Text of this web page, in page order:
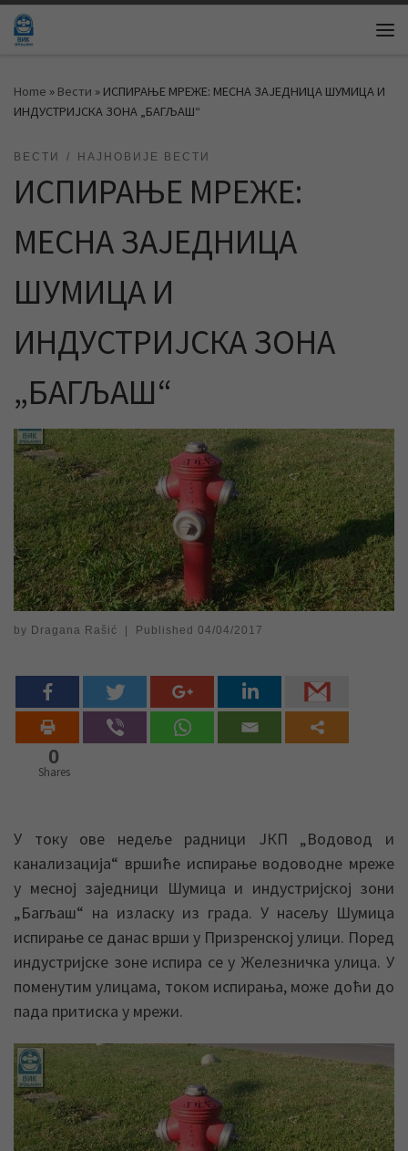
Skip to content
Home » Вести » ИСПИРАЊЕ МРЕЖЕ: МЕСНА ЗАЈЕДНИЦА ШУМИЦА И
ИНДУСТРИЈСКА ЗОНА „БАГЉАШ“
ВЕСТИ НАЈНОВИЈЕ ВЕСТИ
ИСПИРАЊЕ МРЕЖЕ:
МЕСНА ЗАЈЕДНИЦА
ШУМИЦА И
ИНДУСТРИЈСКА ЗОНА
„БАГЉАШ“
by Dragana Rašić Published 04/04/2017
0
Shares
У току ове недеље радници ЈКП „Водовод и
канализација“ вршиће испирање водоводне мреже
у месној заједници Шумица и индустријској зони
„Багљаш“ на изласку из града. У насељу Шумица
испирање се данас врши у Призренској улици. Поред
индустријске зоне испира се у Железничка улица. У
поменутим улицама, током испирања, може доћи до
пада притиска у мрежи.